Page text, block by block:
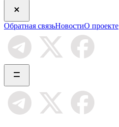
Обратная связьНовостиО проекте